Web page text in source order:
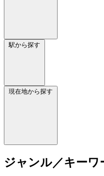
駅から探す
現在地から探す
ジャンル／キーワ